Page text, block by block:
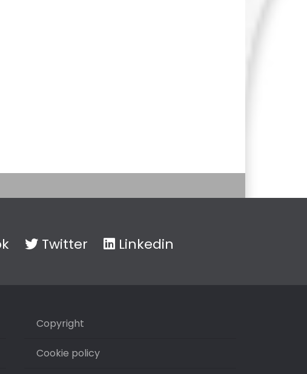
Twitter Linkedin
Copyright
Cookie policy